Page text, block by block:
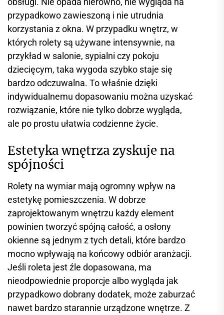
przypadkowo zawieszoną i nie utrudnia
korzystania z okna. W przypadku wnętrz, w
których rolety są używane intensywnie, na
przykład w salonie, sypialni czy pokoju
dziecięcym, taka wygoda szybko staje się
bardzo odczuwalna. To właśnie dzięki
indywidualnemu dopasowaniu można uzyskać
rozwiązanie, które nie tylko dobrze wygląda,
ale po prostu ułatwia codzienne życie.
Estetyka wnętrza zyskuje na
spójności
Rolety na wymiar mają ogromny wpływ na
estetykę pomieszczenia. W dobrze
zaprojektowanym wnętrzu każdy element
powinien tworzyć spójną całość, a osłony
okienne są jednym z tych detali, które bardzo
mocno wpływają na końcowy odbiór aranżacji.
Jeśli roleta jest źle dopasowana, ma
nieodpowiednie proporcje albo wygląda jak
przypadkowo dobrany dodatek, może zaburzać
nawet bardzo starannie urządzone wnętrze. Z